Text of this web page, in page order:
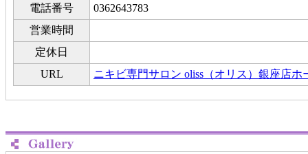
電話番号
0362643783
営業時間
定休日
URL
ニキビ専門サロン oliss（オリス）銀座店ホ